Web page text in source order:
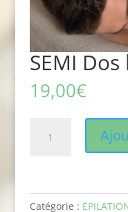
SEMI
19,00€
Catégorie :